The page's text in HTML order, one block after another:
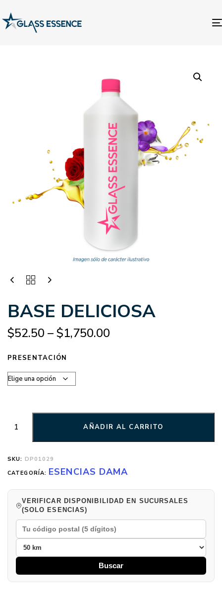
BASE DELICIOSA
$52.50 –$1,750.00
PRESENTACIÓN
AÑADIR AL CARRITO
SKU: DP01029
CATEGORÍA: ESENCIAS DAMA
VERIFICAR DISPONIBILIDAD EN SUCURSALES
(SOLO ESENCIAS)
Buscar